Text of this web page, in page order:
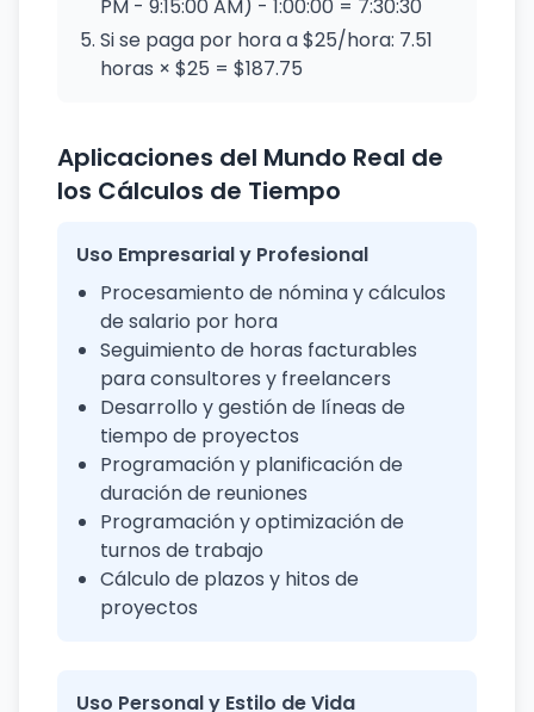
PM - 9:15:00 AM) - 1:00:00 = 7:30:30
Si se paga por hora a $25/hora: 7.51
horas × $25 = $187.75
Aplicaciones del Mundo Real de
los Cálculos de Tiempo
Uso Empresarial y Profesional
Procesamiento de nómina y cálculos
de salario por hora
Seguimiento de horas facturables
para consultores y freelancers
Desarrollo y gestión de líneas de
tiempo de proyectos
Programación y planificación de
duración de reuniones
Programación y optimización de
turnos de trabajo
Cálculo de plazos y hitos de
proyectos
Uso Personal y Estilo de Vida